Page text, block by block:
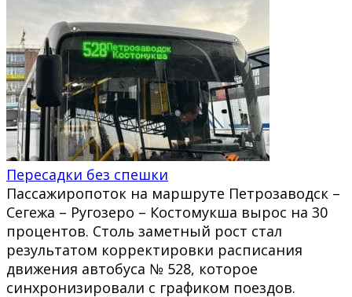
Пересадки без спешки
Пассажиропоток на маршруте Петрозаводск –
Сегежа – Ругозеро – Костомукша вырос на 30
процентов. Столь заметный рост стал
результатом корректировки расписания
движения автобуса № 528, которое
синхронизировали с графиком поездов.